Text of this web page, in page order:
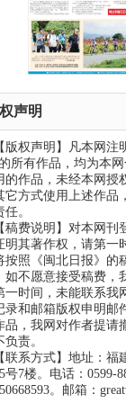
声明
权声明】凡本网注
所有作品，均为本
的作品，未经本网授
它方式使用上述作品
。
费说明】对本网刊
明其著作权，请第一
按照《闽北日报》的
如不愿意接受稿费，
一时间，未能联系我
录和邮箱版权申明邮
品，我网对作者提请
负责。
系方式】地址：福
号7楼。电话：0599-
。邮箱：